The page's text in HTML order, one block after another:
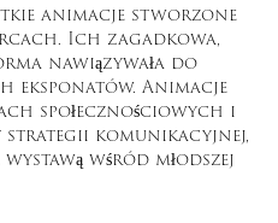
animacje stworzone
Ich zagadkowa,
nawiązywała do
eksponatów. Animacje
społecznościowych i
strategii komunikacyjnej,
wśród młodszej